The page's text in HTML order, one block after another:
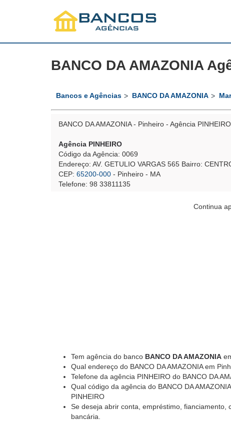
BANCO DA AMAZONIA
Bancos e Agências BANCO DA AMAZONIA
BANCO DA AMAZONIA - Pinheiro - Agência PINHEIRO
Agência PINHEIRO
Código da Agência: 0069
Endereço: AV. GETULIO VARGAS 565 Bairro:
CEP: 65200-000 - Pinheiro - MA
Telefone: 98 33811135
Continua
Tem agência do banco BANCO DA AMAZONIA
Qual endereço do BANCO DA AMAZONIA em
Telefone da agência PINHEIRO do BANCO DA
Qual código da agência do BANCO DA
PINHEIRO
Se deseja abrir conta, empréstimo,
bancária.